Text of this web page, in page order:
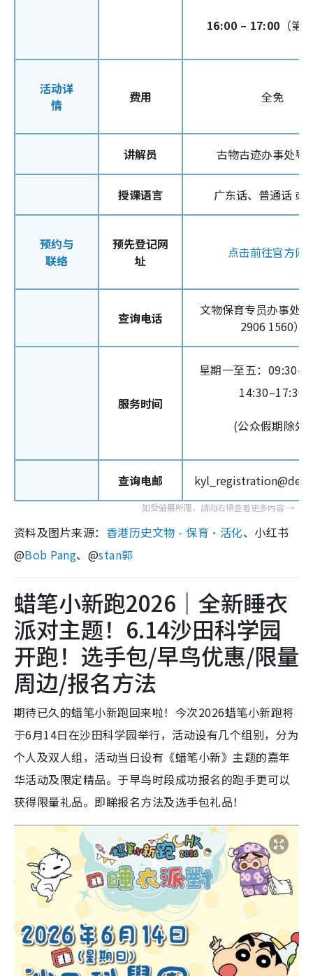
16:00 – 17:00 （第
活动详
情
费用 全免
讲解员 古物古迹办事处导
授课语言 广东话、普通话 或
预约与
联络
预先登记网
址
点击前往官方网
查询电话
文物保育专员办事处
2906 1560）
服务时间
星期一至五：
14:30–17:30
(公众假期除外)
查询电邮
资料及图片来源： 香港历史文物 - 保育‧活化、小红书
@Bob Pang、@stan郭
蜡笔小新跑2026｜全新睡衣
派对主题！6.14沙田科学园
开跑！选手包/早鸟优惠/限量
周边/报名方法
期待已久的蜡笔小新跑回来啦！今次2026蜡笔小新跑将
于6月14日在沙田科学园举行，活动设有几个组别，分为
个人及双人组，活动当日设有《蜡笔小新》主题的嘉年
华活动及限定精品。于早鸟时段成功报名的跑手更可以
获得限量礼品。即睇报名方法及选手包礼品！